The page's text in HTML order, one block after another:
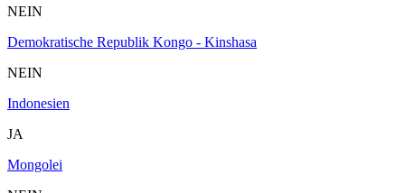
NEIN
Demokratische Republik Kongo - Kinshasa
NEIN
Indonesien
JA
Mongolei